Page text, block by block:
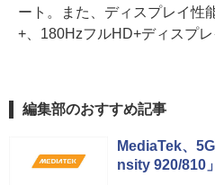
ート。また、ディスプレイ性
+、180HzフルHD+ディスプレ
編集部のおすすめ記事
MediaTek、
nsity 920/810